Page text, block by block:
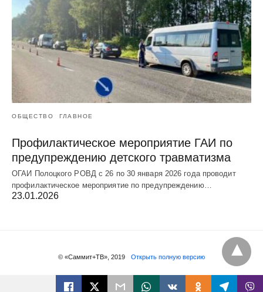
ОБЩЕСТВО ГЛАВНОЕ
Профилактическое мероприятие ГАИ по
предупреждению детского травматизма
ОГАИ Полоцкого РОВД с 26 по 30 января 2026 года проводит
профилактическое мероприятие по предупреждению…
23.01.2026
© «Саммит+ТВ», 2019 Открыть полную версию